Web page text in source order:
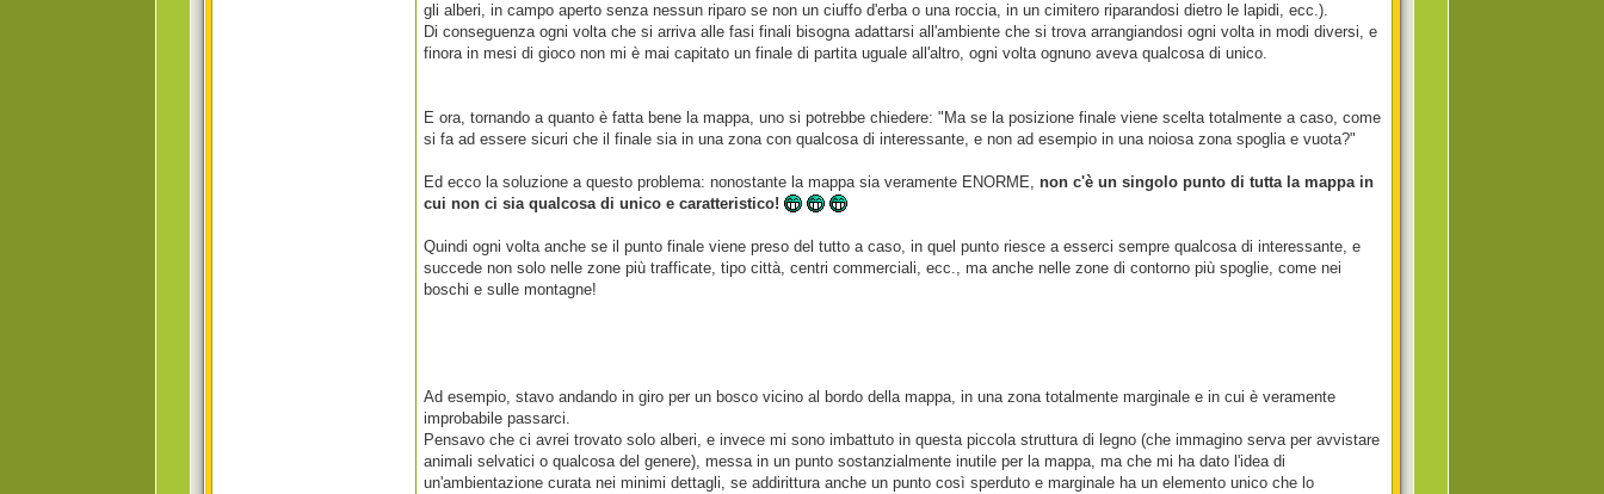
gli alberi, in campo aperto senza nessun riparo se non un ciuffo d'erba o una roccia, in un cimitero riparandosi dietro le lapidi, ecc.).
Di conseguenza ogni volta che si arriva alle fasi finali bisogna adattarsi all'ambiente che si trova arrangiandosi ogni volta in modi diversi, e
finora in mesi di gioco non mi è mai capitato un finale di partita uguale all'altro, ogni volta ognuno aveva qualcosa di unico.
E ora, tornando a quanto è fatta bene la mappa, uno si potrebbe chiedere: "Ma se la posizione finale viene scelta totalmente a caso, come
si fa ad essere sicuri che il finale sia in una zona con qualcosa di interessante, e non ad esempio in una noiosa zona spoglia e vuota?"
Ed ecco la soluzione a questo problema: nonostante la mappa sia veramente ENORME,non c'è un singolo punto di tutta la mappa in
cui non ci sia qualcosa di unico e caratteristico!
Quindi ogni volta anche se il punto finale viene preso del tutto a caso, in quel punto riesce a esserci sempre qualcosa di interessante, e
succede non solo nelle zone più trafficate, tipo città, centri commerciali, ecc., ma anche nelle zone di contorno più spoglie, come nei
boschi e sulle montagne!
Ad esempio, stavo andando in giro per un bosco vicino al bordo della mappa, in una zona totalmente marginale e in cui è veramente
improbabile passarci.
Pensavo che ci avrei trovato solo alberi, e invece mi sono imbattuto in questa piccola struttura di legno (che immagino serva per avvistare
animali selvatici o qualcosa del genere), messa in un punto sostanzialmente inutile per la mappa, ma che mi ha dato l'idea di
un'ambientazione curata nei minimi dettagli, se addirittura anche un punto così sperduto e marginale ha un elemento unico che lo